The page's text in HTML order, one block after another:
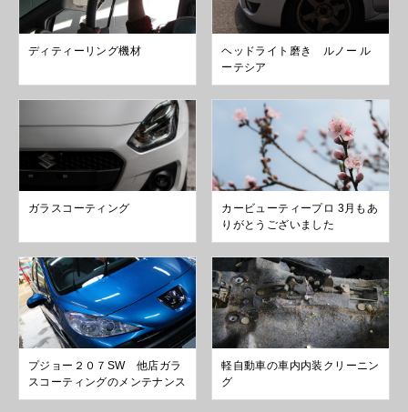
ディティーリング機材
ヘッドライト磨き ルノー ル
ーテシア
ガラスコーティング
カービューティープロ 3月もあ
りがとうございました
プジョー２０７SW 他店ガラ
スコーティングのメンテナンス
軽自動車の車内内装クリーニン
グ